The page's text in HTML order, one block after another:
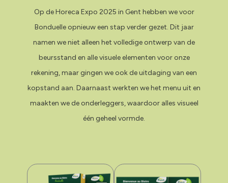
Op de Horeca Expo 2025 in Gent hebben we voor
Bonduelle opnieuw een stap verder gezet. Dit jaar
namen we niet alleen het volledige ontwerp van de
beursstand en alle visuele elementen voor onze
rekening, maar gingen we ook de uitdaging van een
kopstand aan. Daarnaast werkten we het menu uit en
maakten we de onderleggers, waardoor alles visueel
één geheel vormde.